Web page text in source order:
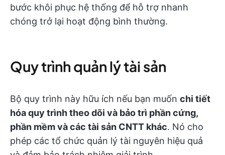
bước khôi phục hệ thống để hỗ trợ nhanh
chóng trở lại hoạt động bình thường.
Quy trình quản lý tài sản
Bộ quy trình này hữu ích nếu bạn muốn chi tiết
hóa quy trình theo dõi và bảo trì phần cứng,
phần mềm và các tài sản CNTT khác. Nó cho
phép các tổ chức quản lý tài nguyên hiệu quả